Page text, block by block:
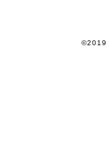
©2019